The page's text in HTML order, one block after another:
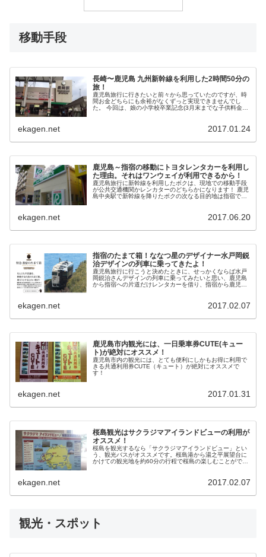
移動手段
長崎〜鹿児島 九州新幹線を利用した2時間50分の
旅！
鹿児島旅行に行きたいと前々から思っていたのですが、時
間お金どちらにも余裕がなくずっと実現できませんでし
た。 今回は、娘の小学校卒業記念(3月末までな子供料金で
ekagen.net 2017.01.24
鹿児島～指宿の移動にトヨタレンタカーを利用し
た理由。それはワンウェイが利用できるから！
鹿児島旅行に新幹線を利用したボクは、現地での移動手段
が公共交通機関かレンカターのどちらかになります！ 鹿児
島中央駅で新幹線を降りたボクの次なる目的地は指宿で
ekagen.net 2017.06.20
指宿のたまて箱！ななつ星のデザイナー水戸岡鋭
治デザインの列車に乗ってきたよ！
鹿児島旅行に行こうと決めたときに、せっかくならば水戸
岡鋭治さんデザインの列車に乗ってみたいと思い、鹿児島
から指宿への片道だけレンタカーを借り、指宿から鹿児島
ekagen.net 2017.02.07
鹿児島市内観光には、一日乗車券CUTE(キュー
ト)が絶対にオススメ！
鹿児島市内の観光には、とても便利にしかもお得に利用で
きる共通利用券CUTE（キュート）が絶対にオススメで
す！
ekagen.net 2017.01.31
桜島観光はサクラジマアイランドビューの利用が
オススメ！
桜島を観光するなら「サクラジマアイランドビュー」とい
う、観光バスがオススメです。桜島港から湯之平展望台に
かけての観光地を約60分の行程で桜島の楽しむことができ
ekagen.net 2017.02.07
観光・スポット